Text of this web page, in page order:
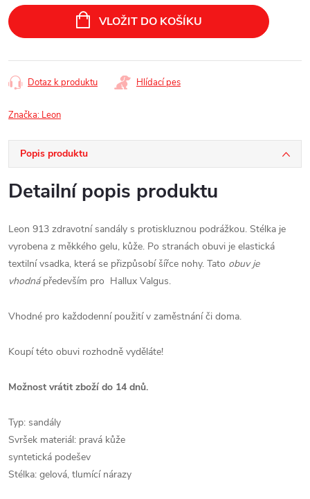
cena:
VLOŽIT DO KOŠÍKU
Dotaz k produktu Hlídací pes
Značka: Leon
Popis produktu
Detailní popis produktu
Leon 913 zdravotní sandály s protiskluznou podrážkou. Stélka je
vyrobena z měkkého gelu, kůže. Po stranách obuvi je elastická
textilní vsadka, která se přizpůsobí šířce nohy. Tato obuv je
vhodnápředevším pro Hallux Valgus.
Vhodné pro každodenní použití v zaměstnání či doma.
Koupí této obuvi rozhodně vyděláte!
Možnost vrátit zboží do 14 dnů.
Typ: sandály
Svršek materiál: pravá kůže
syntetická podešev
Stélka: gelová, tlumící nárazy